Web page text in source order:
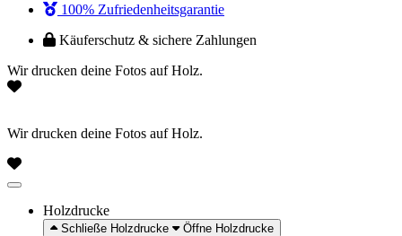
100% Zufriedenheitsgarantie
Käuferschutz & sichere Zahlungen
Wir drucken deine Fotos auf Holz.
Wir drucken deine Fotos auf Holz.
Holzdrucke
Schließe Holzdrucke Öffne Holzdrucke